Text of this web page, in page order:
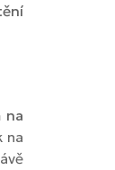
na
na